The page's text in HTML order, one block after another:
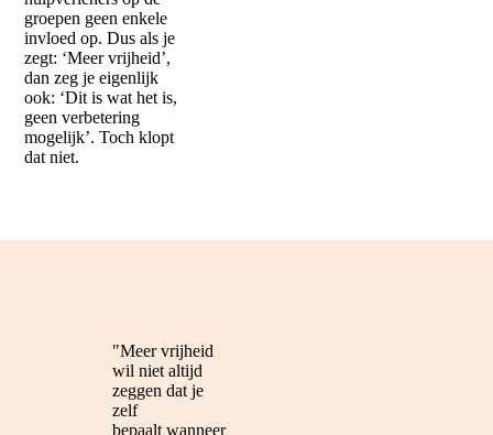
groepen geen enkele
invloed op. Dus als je
zegt: ‘Meer vrijheid’,
dan zeg je eigenlijk
ook: ‘Dit is wat het is,
geen verbetering
mogelijk’. Toch klopt
dat niet.
"Meer vrijheid
wil niet altijd
zeggen dat je
zelf
bepaalt wanneer